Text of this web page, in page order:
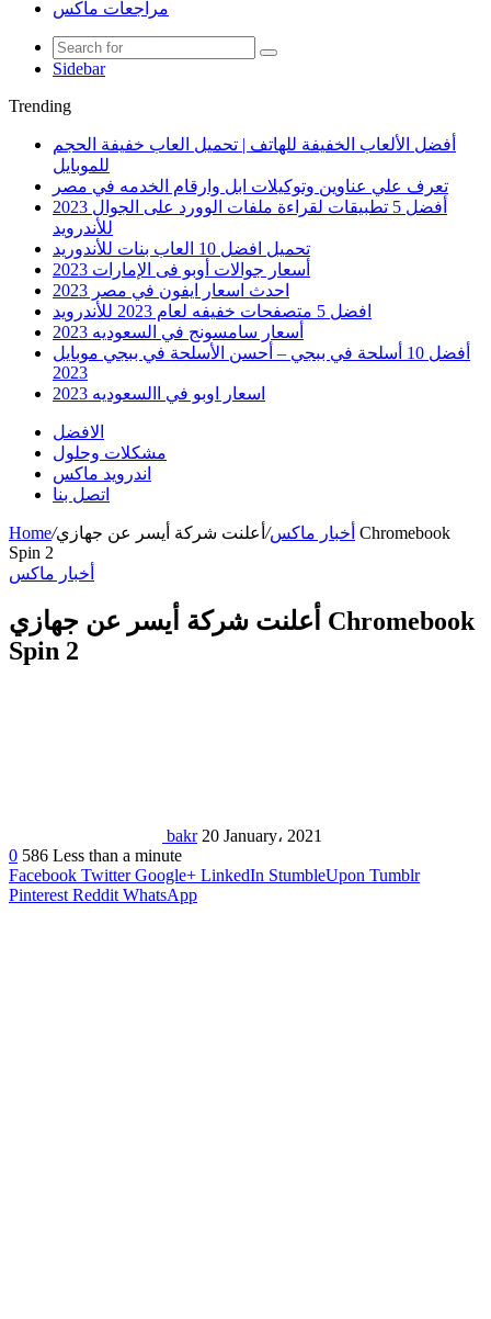
مراجعات ماكس
Sidebar
Trending
أفضل الألعاب الخفيفة للهاتف | تحميل العاب خفيفة الحجم
للموبايل
تعرف علي عناوين وتوكيلات ابل وارقام الخدمه في مصر
أفضل 5 تطبيقات لقراءة ملفات الوورد على الجوال 2023
للأندرويد
تحميل افضل 10 العاب بنات للأندوريد
أسعار جوالات أوبو فى الإمارات 2023
احدث اسعار ايفون في مصر 2023
افضل 5 متصفحات خفيفه لعام 2023 للأندرويد
أسعار سامسونج في السعوديه 2023
أفضل 10 أسلحة في ببجي – أحسن الأسلحة في ببجي موبايل
2023
اسعار اوبو في االسعوديه 2023
الافضل
مشكلات وحلول
اندرويد ماكس
اتصل بنا
Home/ أخبار ماكس/ أعلنت شركة أيسر عن جهازي Chromebook
Spin 2
أخبار ماكس
أعلنت شركة أيسر عن جهازي Chromebook
Spin 2
bakr 20 January، 2021
0 586 Less than a minute
Facebook Twitter Google+ LinkedIn StumbleUpon Tumblr
Pinterest Reddit WhatsApp